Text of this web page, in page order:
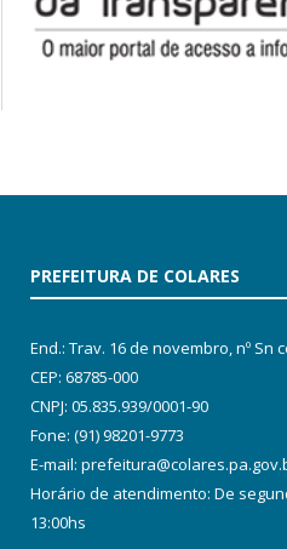
PREFEITURA DE COLARES
End.: Trav. 16 de novembro, nº Sn
CEP: 68785-000
CNPJ: 05.835.939/0001-90
Fone: (91) 98201-9773
E-mail:
Horário de atendimento: De
13:00hs